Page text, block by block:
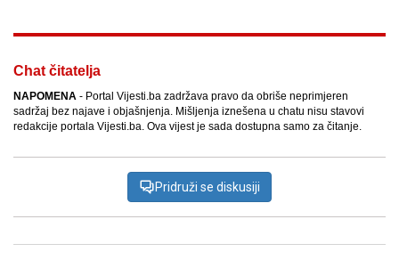
Chat čitatelja
NAPOMENA - Portal Vijesti.ba zadržava pravo da obriše neprimjeren
sadržaj bez najave i objašnjenja. Mišljenja iznešena u chatu nisu stavovi
redakcije portala Vijesti.ba. Ova vijest je sada dostupna samo za čitanje.
Pridruži se diskusiji